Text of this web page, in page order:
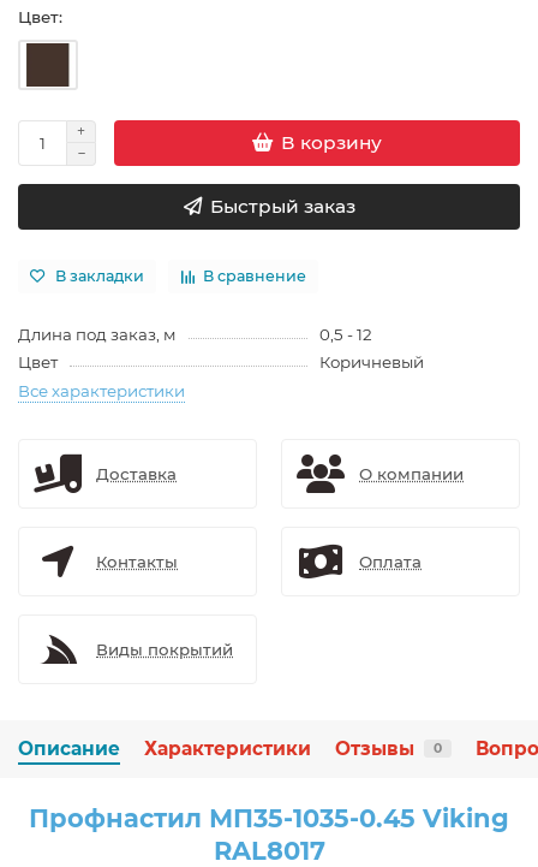
Цвет:
В корзину
Быстрый заказ
В закладки В сравнение
Длина под заказ, м
0,5 - 12
Цвет
Коричневый
Все характеристики
Доставка О компании
Контакты Оплата
Виды покрытий
Описание Характеристики Отзывы 0
Профнастил МП35-1035-0.45 Viking
RAL8017